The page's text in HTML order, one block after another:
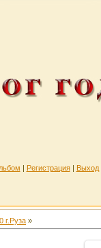
| Регистрация | Выход
г.Руза »